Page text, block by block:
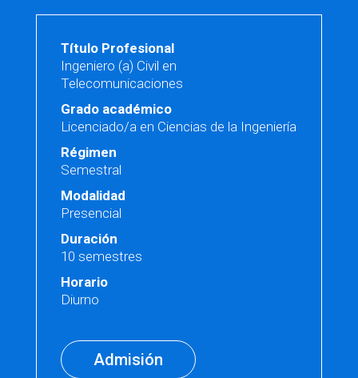
Título Profesional
Ingeniero (a) Civil en
Telecomunicaciones
Grado académico
Licenciado/a en Ciencias de la Ingeniería
Régimen
Semestral
Modalidad
Presencial
Duración
10 semestres
Horario
Diurno
Admisión